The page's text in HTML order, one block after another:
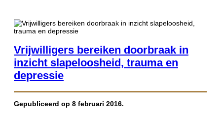
Vrijwilligers bereiken doorbraak in
inzicht slapeloosheid, trauma en
depressie
Gepubliceerd op 8 februari 2016.